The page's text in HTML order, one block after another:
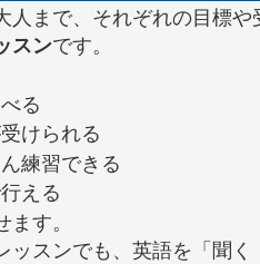
まで、それぞれの目標
スンです。
る
けられる
練習できる
える
す。
ッスンでも、英語を「聞